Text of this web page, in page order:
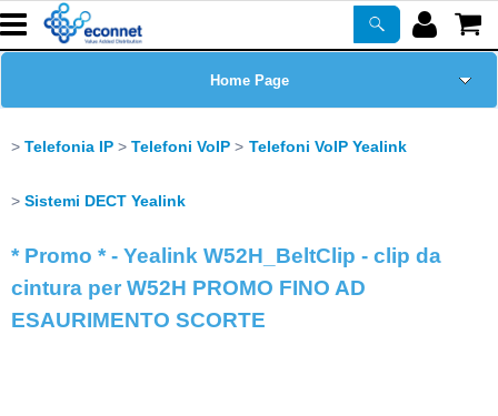
Home Page
Corsi
ASSISTENZA
Telefonia IP Telefoni VoIP Telefoni VoIP Yealink
Sistemi DECT Yealink
* Promo * - Yealink W52H_BeltClip - clip da
cintura per W52H PROMO FINO AD
ESAURIMENTO SCORTE